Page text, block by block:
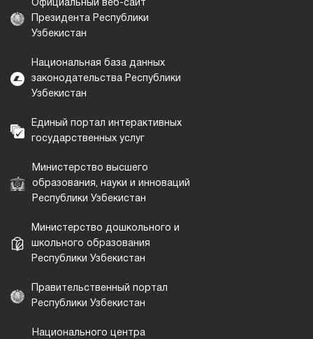
Официальный веб-сайт
Президента Республики
Узбекистан
Национальная база данных
законодательства Республики
Узбекистан
Единый портал интерактивных
государственных услуг
Министерство высшего
образования, науки и инноваций
Республики Узбекистан
Министерство дошкольного и
школьного образования
Республики Узбекистан
Правительственный портал
Республики Узбекистан
Национального центра